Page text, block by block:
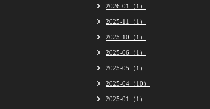
2026-01（1）
2025-11（1）
2025-10（1）
2025-06（1）
2025-05（1）
2025-04（10）
2025-01（1）